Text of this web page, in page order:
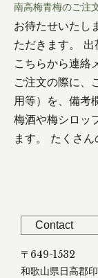
南高梅青梅のご注
お待たせいたし
ただきます。
こちらから連絡
ご注文の際に、
用等）を、備考
梅酒や梅シロッ
ます。 たくさん
Contact
〒649-1532
和歌山県日高郡